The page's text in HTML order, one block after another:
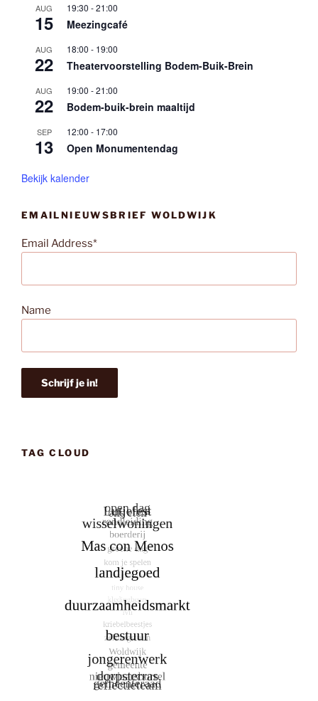
AUG
15
19:30 -21:00
Meezingcafé
AUG
22
18:00 - 19:00
Theatervoorstelling Bodem-Buik-Brein
AUG
22
19:00 -21:00
Bodem-buik-brein maaltijd
SEP
13
12:00 - 17:00
Open Monumentendag
Bekijk kalender
EMAILNIEUWSBRIEF WOLDWIJK
Email Address*
Name
TAG CLOUD